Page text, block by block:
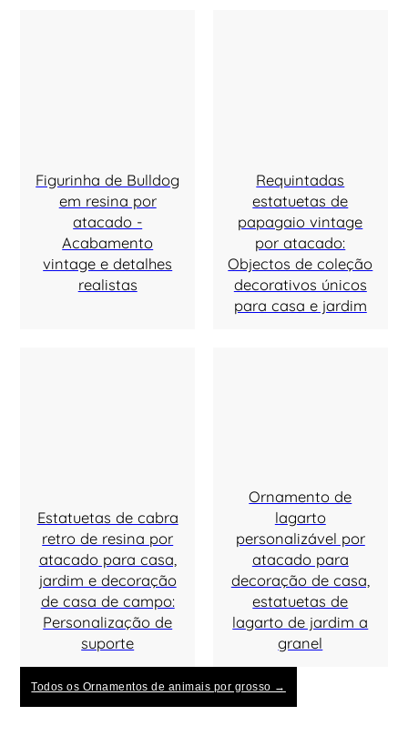
Figurinha de Bulldog
em resina por
atacado -
Acabamento
vintage e detalhes
realistas
Requintadas
estatuetas de
papagaio vintage
por atacado:
Objectos de coleção
decorativos únicos
para casa e jardim
Estatuetas de cabra
retro de resina por
atacado para casa,
jardim e decoração
de casa de campo:
Personalização de
suporte
Ornamento de
lagarto
personalizável por
atacado para
decoração de casa,
estatuetas de
lagarto de jardim a
granel
Todos os Ornamentos de animais por grosso →